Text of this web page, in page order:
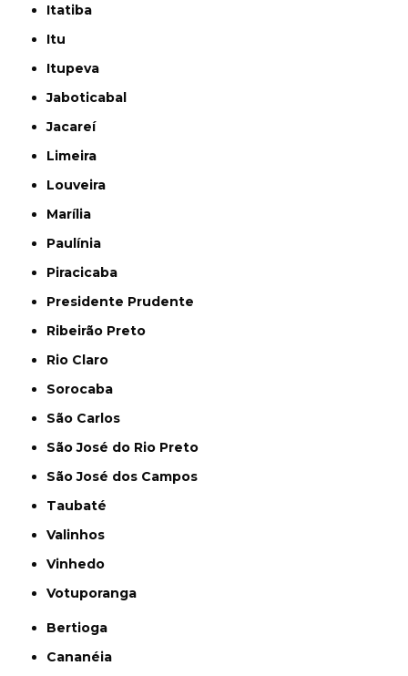
Itatiba
Itu
Itupeva
Jaboticabal
Jacareí
Limeira
Louveira
Marília
Paulínia
Piracicaba
Presidente Prudente
Ribeirão Preto
Rio Claro
Sorocaba
São Carlos
São José do Rio Preto
São José dos Campos
Taubaté
Valinhos
Vinhedo
Votuporanga
Bertioga
Cananéia